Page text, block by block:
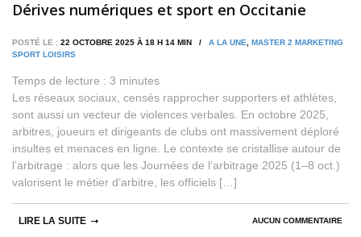
Dérives numériques et sport en Occitanie
POSTÉ LE : 22 OCTOBRE 2025 À 18 H 14 MIN / A LA UNE
MASTER 2 MARKETING
SPORT LOISIRS
Temps de lecture : 3 minutes
Les réseaux sociaux, censés rapprocher supporters et athlètes,
sont aussi un vecteur de violences verbales. En octobre 2025,
arbitres, joueurs et dirigeants de clubs ont massivement déploré
insultes et menaces en ligne. Le contexte se cristallise autour de
l’arbitrage : alors que les Journées de l’arbitrage 2025 (1–8 oct.)
valorisent le métier d’arbitre, les officiels […]
AUCUN COMMENTAIRE
LIRE LA SUITE